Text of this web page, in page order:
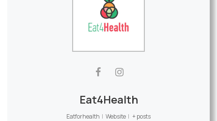
Eat4Health
Eatforhealth | Website | + posts